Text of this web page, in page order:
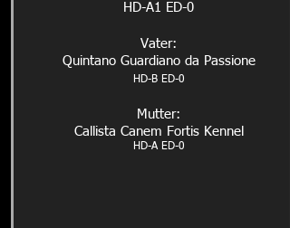
HD-A1 ED-0
Vater:
Quintano Guardiano da Passione
HD-B ED-0
Mutter:
Callista Canem Fortis Kennel
HD-A ED-0